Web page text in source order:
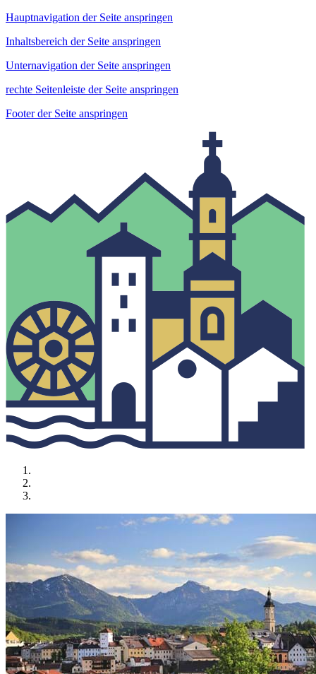
Hauptnavigation der Seite anspringen
Inhaltsbereich der Seite anspringen
Unternavigation der Seite anspringen
rechte Seitenleiste der Seite anspringen
Footer der Seite anspringen